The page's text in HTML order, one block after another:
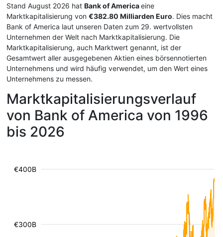
Stand August 2026 hat Bank of Americaeine
Marktkapitalisierung von €382.80 Milliarden Euro. Dies macht
Bank of America laut unseren Daten zum 29. wertvollsten
Unternehmen der Welt nach Marktkapitalisierung. Die
Marktkapitalisierung, auch Marktwert genannt, ist der
Gesamtwert aller ausgegebenen Aktien eines börsennotierten
Unternehmens und wird häufig verwendet, um den Wert eines
Unternehmens zu messen.
Marktkapitalisierungsverlauf
von Bank of America von 1996
bis 2026
€300B
€400B